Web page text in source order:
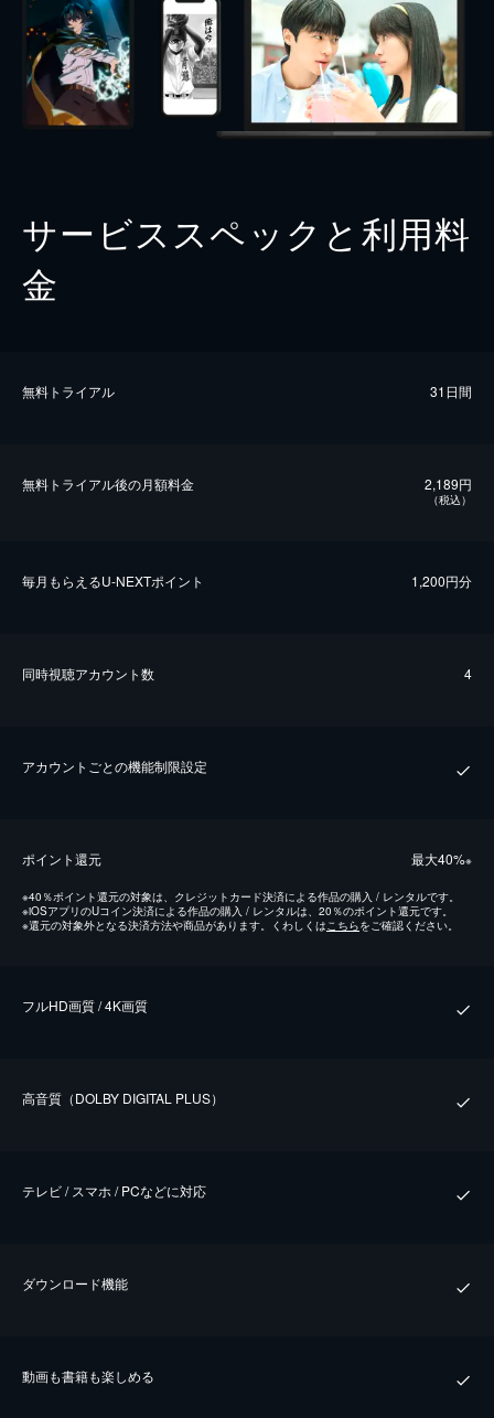
サービススペックと利用料
金
無料トライアル 31日間
無料トライアル後の⽉額料金 2,189円
（税込）
毎⽉もらえるU-NEXTポイント 1,200円分
同時視聴アカウント数 4
アカウントごとの機能制限設定
ポイント還元 最⼤40%※
※40％ポイント還元の対象は、クレジットカード決済による作品の購入 / レンタルです。
※iOSアプリのUコイン決済による作品の購入 / レンタルは、20％のポイント還元です。
※還元の対象外となる決済方法や商品があります。くわしくはこちらをご確認ください。
フルHD画質 / 4K画質
⾼⾳質（DOLBY DIGITAL PLUS）
テレビ / スマホ / PCなどに対応
ダウンロード機能
動画も書籍も楽しめる